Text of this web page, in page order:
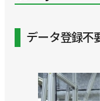
データ登録不